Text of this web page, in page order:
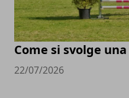
Come si svolge
22/07/2026